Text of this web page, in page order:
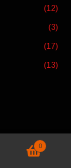
(12)
(3)
(17)
(13)
0